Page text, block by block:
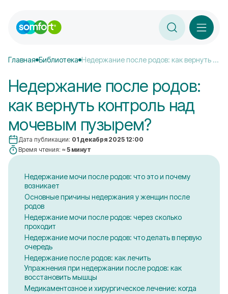
Главная Библиотека Недержание после родов: как вернуть контроль над мочевым пузырем?
Недержание после родов:
как вернуть контроль над
мочевым пузырем?
Дата публикации: 01 декабря 2025 12:00
Время чтения: ≈ 5 минут
Недержание мочи после родов: что это и почему
возникает
Основные причины недержания у женщин после
родов
Недержание мочи после родов: через сколько
проходит
Недержание мочи после родов: что делать в первую
очередь
Недержание после родов: как лечить
Упражнения при недержании после родов: как
восстановить мышцы
Медикаментозное и хирургическое лечение: когда